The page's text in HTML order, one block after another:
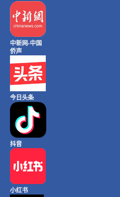
中新网-中国
侨声
今日头条
抖音
小红书